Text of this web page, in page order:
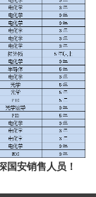
销售人员！